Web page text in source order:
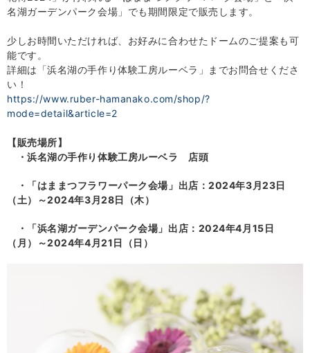
名湖ガーデンパーク会場」でも期間限定で販売します。
少しお時間いただければ、お好みに合わせたドームのご提案も可
能です。
詳細は「浜名湖の手作り体験工房ルーベラ」までお問合せくださ
い！
https://www.ruber-hamanako.com/shop/?
mode=detail&article=2
【販売場所】
・浜名湖の手作り体験工房ルーベラ 店頭
・「はままつフラワーパーク会場」出店：2024年3月23日
（土）～2024年3月28日（木）
・「浜名湖ガーデンパーク会場」出店：2024年4月15日
（月）～2024年4月21日（日）